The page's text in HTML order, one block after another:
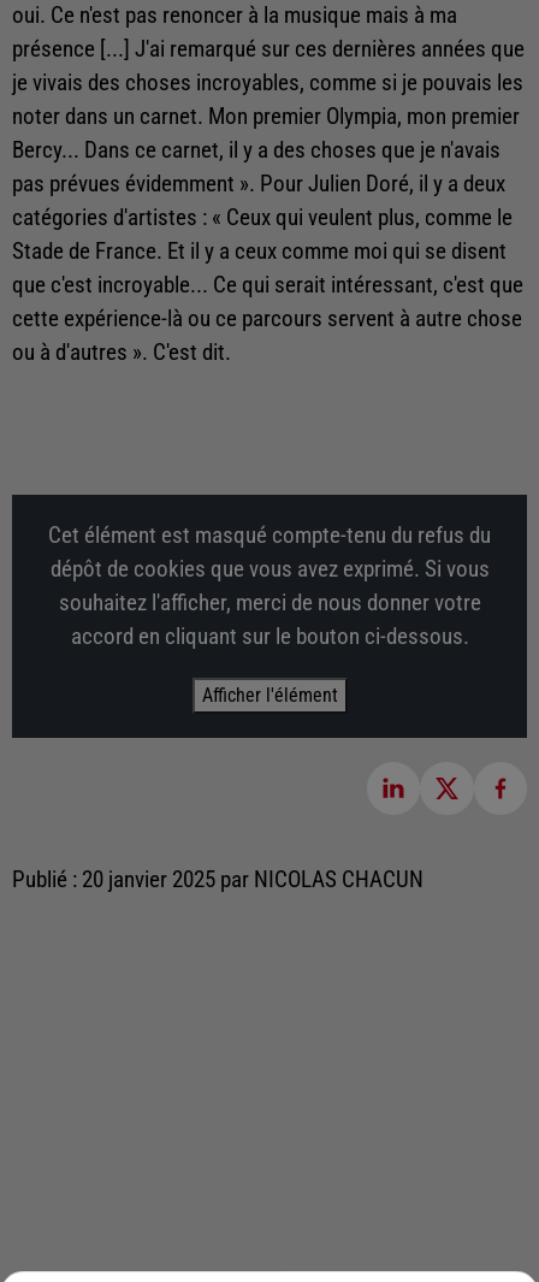
oui. Ce n'est pas renoncer à la musique mais à ma
présence [...] J'ai remarqué sur ces dernières années que
je vivais des choses incroyables, comme si je pouvais les
noter dans un carnet. Mon premier Olympia, mon premier
Bercy... Dans ce carnet, il y a des choses que je n'avais
pas prévues évidemment ». Pour Julien Doré, il y a deux
catégories d'artistes : « Ceux qui veulent plus, comme le
Stade de France. Et il y a ceux comme moi qui se disent
que c'est incroyable... Ce qui serait intéressant, c'est que
cette expérience-là ou ce parcours servent à autre chose
ou à d'autres ». C'est dit.
Cet élément est masqué compte-tenu du refus du
dépôt de cookies que vous avez exprimé. Si vous
souhaitez l'afficher, merci de nous donner votre
accord en cliquant sur le bouton ci-dessous.
Afficher l'élément
Publié : 20 janvier 2025 par NICOLAS CHACUN